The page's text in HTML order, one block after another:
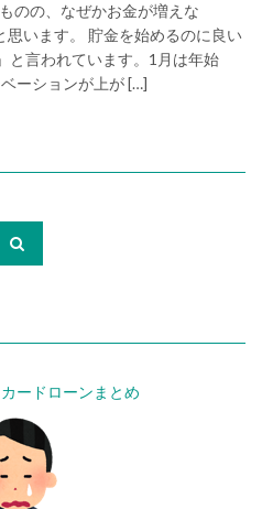
のの、なぜかお金が増えな
います。 貯金を始めるのに良い
と言われています。1月は年始
ーションが上が […]
ードローンまとめ